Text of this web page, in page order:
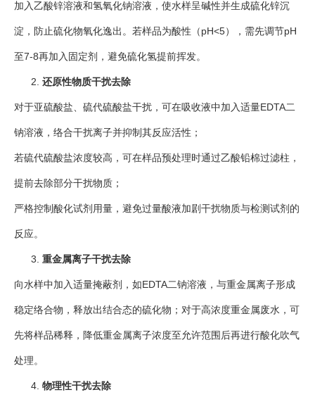
加入乙酸锌溶液和氢氧化钠溶液，使水样呈碱性并生成硫化锌沉
淀，防止硫化物氧化逸出。若样品为酸性（pH<5），需先调节pH
至7-8再加入固定剂，避免硫化氢提前挥发。
还原性物质干扰去除
对于亚硫酸盐、硫代硫酸盐干扰，可在吸收液中加入适量EDTA二
钠溶液，络合干扰离子并抑制其反应活性；
若硫代硫酸盐浓度较高，可在样品预处理时通过乙酸铅棉过滤柱，
提前去除部分干扰物质；
严格控制酸化试剂用量，避免过量酸液加剧干扰物质与检测试剂的
反应。
重金属离子干扰去除
向水样中加入适量掩蔽剂，如EDTA二钠溶液，与重金属离子形成
稳定络合物，释放出结合态的硫化物；对于高浓度重金属废水，可
先将样品稀释，降低重金属离子浓度至允许范围后再进行酸化吹气
处理。
物理性干扰去除